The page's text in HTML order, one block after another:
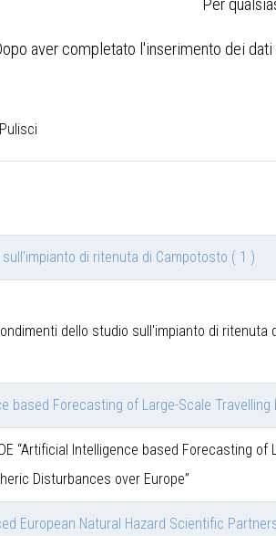
Per
aver completato l'inserimento dei
Pulisci
di ritenuta di Campotosto ( 1 )
dello studio sull'impianto di ritenuta
based Forecasting of Large-Scale
“Artificial Intelligence based Forecasting of
Disturbances over Europe”
European Natural Hazard Scientific